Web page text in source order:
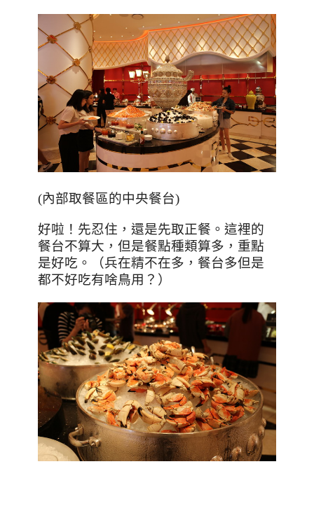
(內部取餐區的中央餐台)
好啦！先忍住，還是先取正餐。這裡的
餐台不算大，但是餐點種類算多，重點
是好吃。（兵在精不在多，餐台多但是
都不好吃有啥鳥用？）